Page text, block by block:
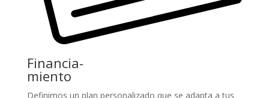
Financia-
miento
Definimos un plan personalizado que se adapta a tus